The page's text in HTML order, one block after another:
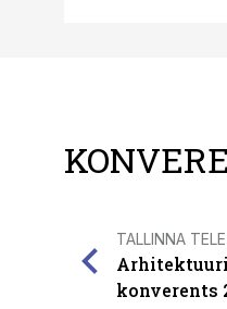
TALLINNA
Arhitektuuri
konverents